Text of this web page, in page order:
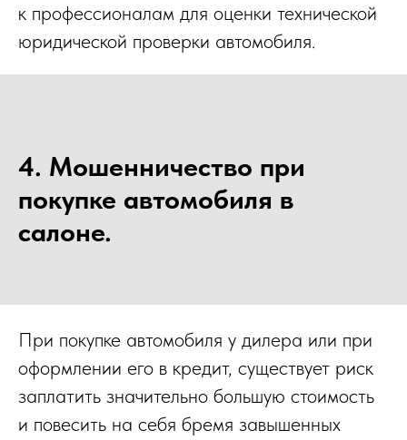
к профессионалам для оценки технической
юридической проверки автомобиля.
4. Мошенничество при
покупке автомобиля в
салоне.
При покупке автомобиля у дилера или при
оформлении его в кредит, существует риск
заплатить значительно большую стоимость
и повесить на себя бремя завышенных